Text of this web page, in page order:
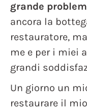
grande
ancora la
restauratore,
me e per i miei
grandi
Un giorno un
restaurare il